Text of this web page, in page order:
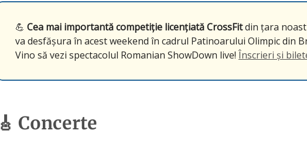
💪 Cea mai importantă competiție licențiată CrossFitdin țara
va desfășura în acest weekend în cadrul Patinoarului Olimpic din
Vino să vezi spectacolul Romanian ShowDown live! Înscrieri și
🎸 Concerte